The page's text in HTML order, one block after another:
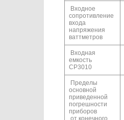
Входное
сопротивление
входа
напряжения
ваттметров
Входная
емкость
СР3010
Пределы
основной
приведенной
погрешности
приборов
от конечного